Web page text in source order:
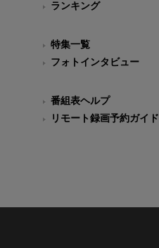
ランキング
特集一覧
フォトインタビュー
番組表ヘルプ
リモート録画予約ガイド